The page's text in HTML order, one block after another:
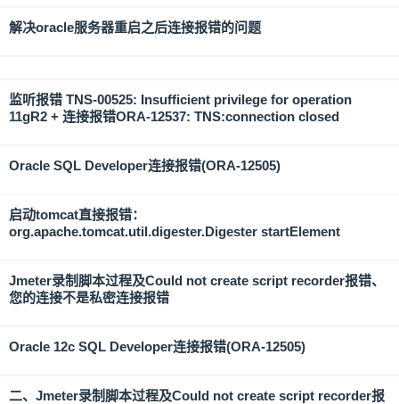
解决oracle服务器重启之后连接报错的问题
监听报错 TNS-00525: Insufficient privilege for operation
11gR2 + 连接报错ORA-12537: TNS:connection closed
Oracle SQL Developer连接报错(ORA-12505)
启动tomcat直接报错：
org.apache.tomcat.util.digester.Digester startElement
Jmeter录制脚本过程及Could not create script recorder报错、
您的连接不是私密连接报错
Oracle 12c SQL Developer连接报错(ORA-12505)
二、Jmeter录制脚本过程及Could not create script recorder报